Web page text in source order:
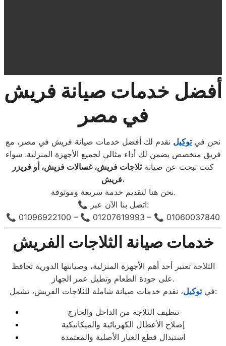
أفضل خدمات صيانة فريش
في مصر
نحن فيتوكيل نقدم لك أفضل خدمات صيانة فريش في مصر، مع
فريق متخصص يضمن لك أداء مثالي لجميع الأجهزة المنزلية. سواء
كنت تبحث عن صيانةثلاجات فريش، غسالات فريش، أو فريزر
فريش،
نحن هنا لتقديم خدمة سريعة وموثوقة.
📞 اتصل بنا الآن عبر:
📞 01096922100 – 📞 01207619993 – 📞 01060037840
خدمات صيانة الثلاجات الفريش
الثلاجة تعتبر أحد أهم الأجهزة المنزلية، وصيانتها الدورية تحافظ
على جودة الطعام وتطيل عمر الجهاز.
فيتوكيل ، نقدم خدمات صيانة شاملة للثلاجات الفريش، تشمل:
تنظيف الثلاجة من الداخل والخارج
إصلاح الأعطال الكهربائية والميكانيكية
استبدال قطع الغيار الأصلية والمعتمدة